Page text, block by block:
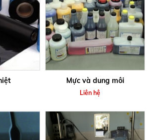
Mực và dung môi
Liên hệ